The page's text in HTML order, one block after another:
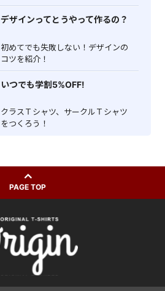
デザインってとうやって作るの？
初めてでも失敗しない！デザインの
コツを紹介！
いつでも学割5%OFF!
クラスＴシャツ、サークルＴシャツ
をつくろう！
PAGE TOP